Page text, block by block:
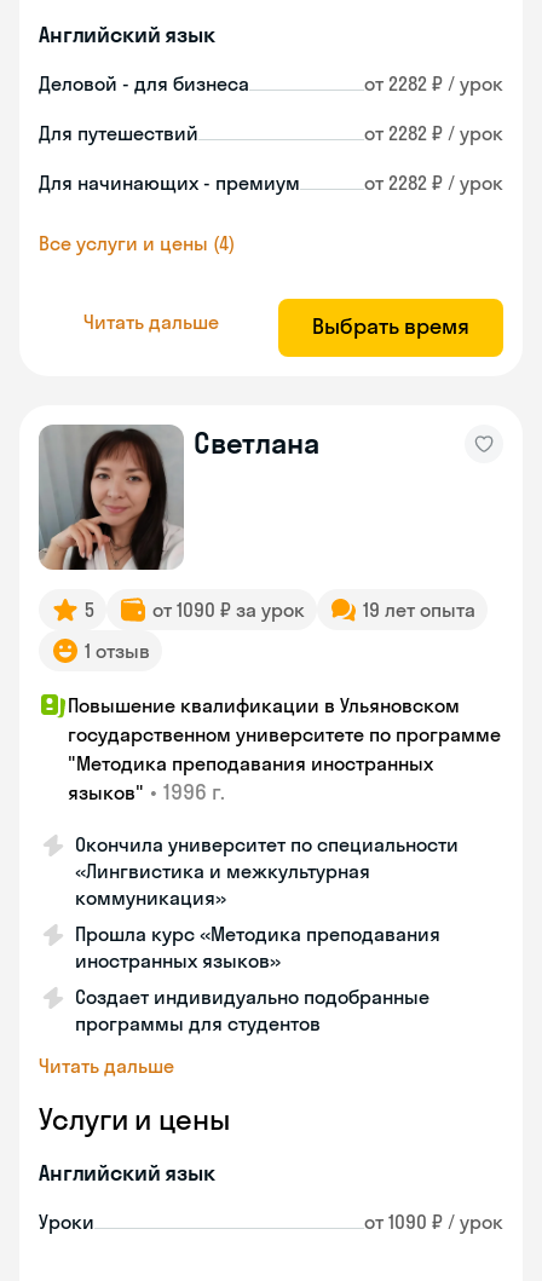
Английский язык
Деловой - для бизнеса от 2282 ₽ / урок
Для путешествий от 2282 ₽ / урок
Для начинающих - премиум от 2282 ₽ / урок
Все услуги и цены (4)
Читать дальше Выбрать время
Светлана
5 от 1090 ₽ за урок
19 лет опыта
1 отзыв
Повышение квалификации в Ульяновском
государственном университете по программе
"Методика преподавания иностранных
языков" • 1996 г.
Окончила университет по специальности
«Лингвистика и межкультурная
коммуникация»
Прошла курс «Методика преподавания
иностранных языков»
Создает индивидуально подобранные
программы для студентов
Читать дальше
Услуги и цены
Английский язык
Уроки от 1090 ₽ / урок